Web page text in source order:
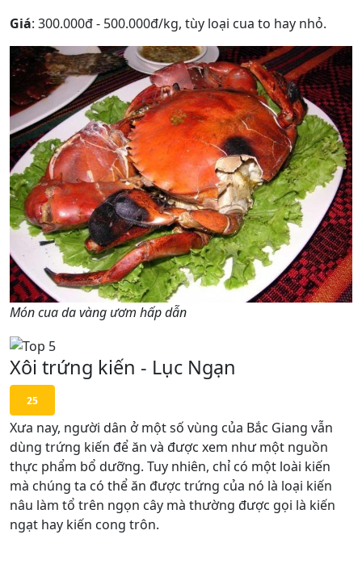
Giá: 300.000đ - 500.000đ/kg, tùy loại cua to hay nhỏ.
Món cua da vàng ươm hấp dẫn
Xôi trứng kiến - Lục Ngạn
25
Xưa nay, người dân ở một số vùng của Bắc Giang vẫn
dùng trứng kiến để ăn và được xem như một nguồn
thực phẩm bổ dưỡng. Tuy nhiên, chỉ có một loài kiến
mà chúng ta có thể ăn được trứng của nó là loại kiến
nâu làm tổ trên ngọn cây mà thường được gọi là kiến
ngạt hay kiến cong trôn.